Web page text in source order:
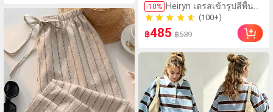
-10% Heiryn เดรสเข้ารูปสีพื้น
ตกแต่งโลหะสำหรับผู้หญิง
(100+)
฿485 ฿539